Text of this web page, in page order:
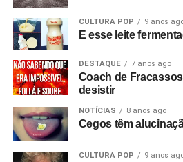
CULTURA POP 9 anos
E esse leite
DESTAQUE 7 anos ago
Coach de
desistir
NOTÍCIAS 8 anos ago
Cegos têm
CULTURA POP 9 anos